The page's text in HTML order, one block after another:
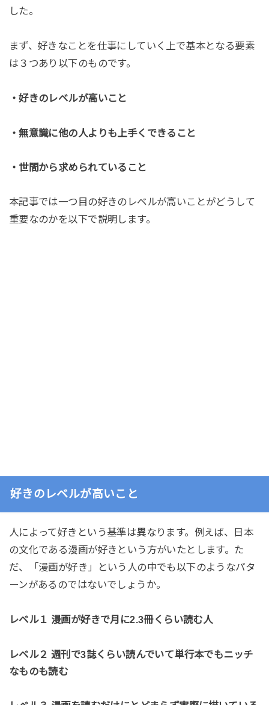
した。
まず、好きなことを仕事にしていく上で基本となる要素
は３つあり以下のものです。
・好きのレベルが高いこと
・無意識に他の人よりも上手くできること
・世間から求められていること
本記事では一つ目の好きのレベルが高いことがどうして
重要なのかを以下で説明します。
好きのレベルが高いこと
人によって好きという基準は異なります。例えば、日本
の文化である漫画が好きという方がいたとします。た
だ、「漫画が好き」という人の中でも以下のようなパタ
ーンがあるのではないでしょうか。
レベル１ 漫画が好きで月に2.3冊くらい読む人
レベル２ 週刊で3誌くらい読んでいて単行本でもニッチ
なものも読む